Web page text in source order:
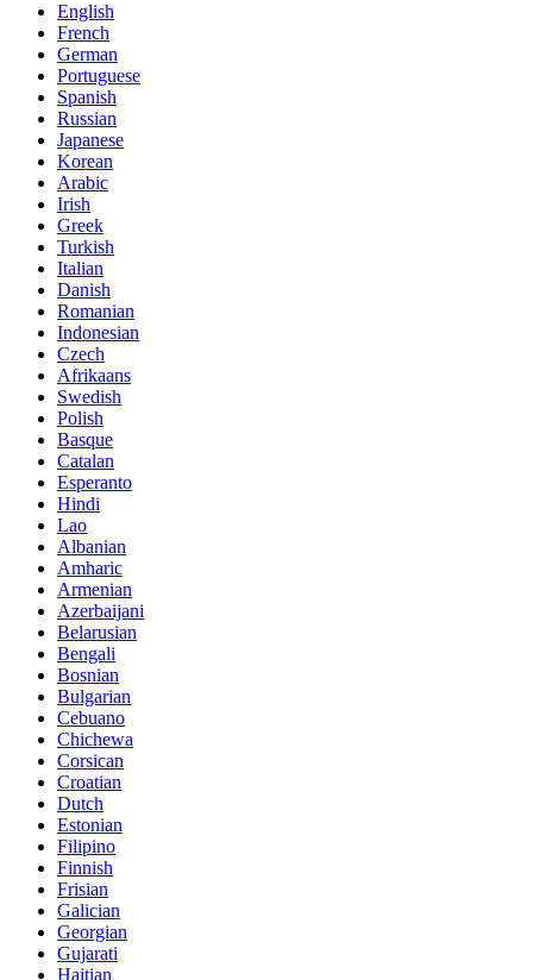
English
French
German
Portuguese
Spanish
Russian
Japanese
Korean
Arabic
Irish
Greek
Turkish
Italian
Danish
Romanian
Indonesian
Czech
Afrikaans
Swedish
Polish
Basque
Catalan
Esperanto
Hindi
Lao
Albanian
Amharic
Armenian
Azerbaijani
Belarusian
Bengali
Bosnian
Bulgarian
Cebuano
Chichewa
Corsican
Croatian
Dutch
Estonian
Filipino
Finnish
Frisian
Galician
Georgian
Gujarati
Haitian